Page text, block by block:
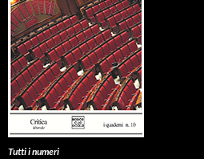
Tutti i numeri